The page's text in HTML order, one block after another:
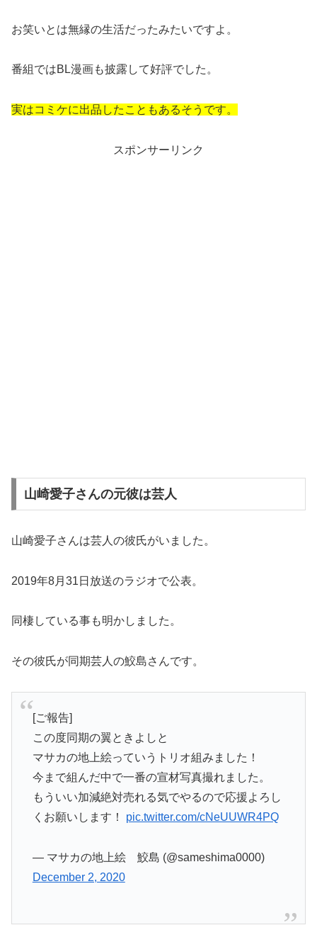
お笑いとは無縁の生活だったみたいですよ。
番組ではBL漫画も披露して好評でした。
実はコミケに出品したこともあるそうです。
スポンサーリンク
山崎愛子さんの元彼は芸人
山崎愛子さんは芸人の彼氏がいました。
2019年8月31日放送のラジオで公表。
同棲している事も明かしました。
その彼氏が同期芸人の鮫島さんです。
[ご報告]
この度同期の翼ときよしと
マサカの地上絵っていうトリオ組みました！
今まで組んだ中で一番の宣材写真撮れました。
もういい加減絶対売れる気でやるので応援よろし
くお願いします！ pic.twitter.com/cNeUUWR4PQ
— マサカの地上絵 鮫島 (@sameshima0000)
December 2, 2020